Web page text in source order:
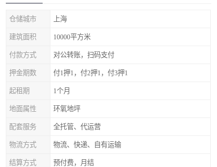
仓储城市 上海
建筑面积 10000平方米
付款方式 对公转账，扫码支付
押金期数 付1押1，付2押1，付3押1
起租期 1个月
地面属性 环氧地坪
配套服务 全托管、代运营
物流方式 物流、快递、自有运输
结算方式 预付费，月结